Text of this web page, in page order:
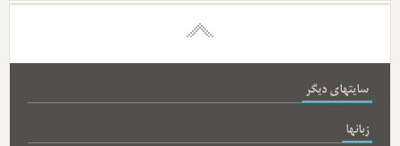
سایتهای دیگر
زبانها